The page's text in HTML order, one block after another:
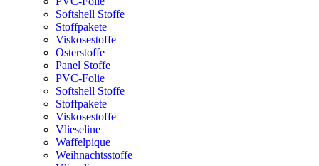
Softshell Stoffe
Stoffpakete
Viskosestoffe
Osterstoffe
Panel Stoffe
PVC-Folie
Softshell Stoffe
Stoffpakete
Viskosestoffe
Vlieseline
Waffelpique
Weihnachtsstoffe